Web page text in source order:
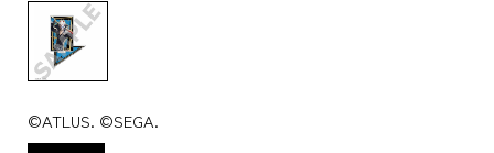
©ATLUS. ©SEGA.